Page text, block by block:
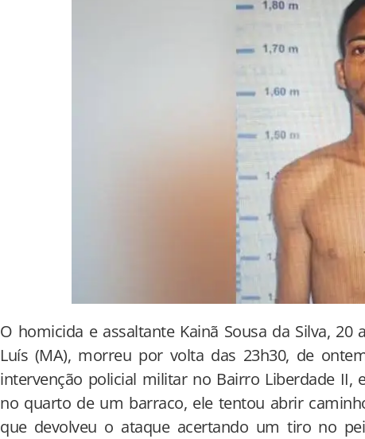
O homicida e assaltante Kainã Sousa da Silva, 20
Luís (MA), morreu por volta das 23h30, de
intervenção policial militar no Bairro Liberdade II,
no quarto de um barraco, ele tentou abrir
que devolveu o ataque acertando um tiro no